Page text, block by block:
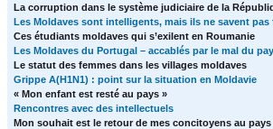
La corruption dans le système judiciaire de la
Les Moldaves sont intelligents, mais ils ne savent pas
Ces étudiants moldaves qui s’exilent en Roumanie
Les Moldaves du Portugal – accablés par le mal du
Le statut des femmes dans les villages moldaves
Grippe A(H1N1) : point sur la situation en Moldavie
« Mon enfant est resté au pays »
Rencontres avec des intellectuels
Mon souhait est le retour de mes concitoyens au pays